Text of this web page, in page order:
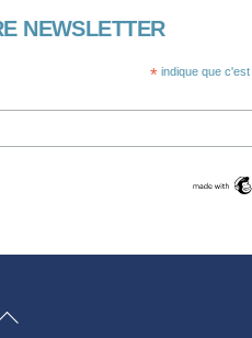
NEWSLETTER
* indique que
Retour
Swedish